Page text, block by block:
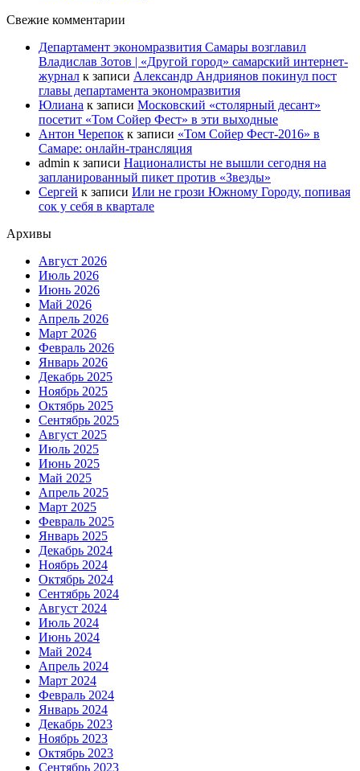
Свежие комментарии
Департамент экономразвития Самары возглавил
Владислав Зотов | «Другой город» самарский интернет-
журнал к записи Александр Андриянов покинул пост
главы департамента экономразвития
Юлиана к записи Московский «столярный десант»
посетит «Том Сойер Фест» в эти выходные
Антон Черепок к записи «Том Сойер Фест-2016» в
Самаре: онлайн-трансляция
admin к записи Националисты не вышли сегодня на
запланированный пикет против «Звезды»
Сергей к записи Или не грози Южному Городу, попивая
сок у себя в квартале
Архивы
Август 2026
Июль 2026
Июнь 2026
Май 2026
Апрель 2026
Март 2026
Февраль 2026
Январь 2026
Декабрь 2025
Ноябрь 2025
Октябрь 2025
Сентябрь 2025
Август 2025
Июль 2025
Июнь 2025
Май 2025
Апрель 2025
Март 2025
Февраль 2025
Январь 2025
Декабрь 2024
Ноябрь 2024
Октябрь 2024
Сентябрь 2024
Август 2024
Июль 2024
Июнь 2024
Май 2024
Апрель 2024
Март 2024
Февраль 2024
Январь 2024
Декабрь 2023
Ноябрь 2023
Октябрь 2023
Сентябрь 2023